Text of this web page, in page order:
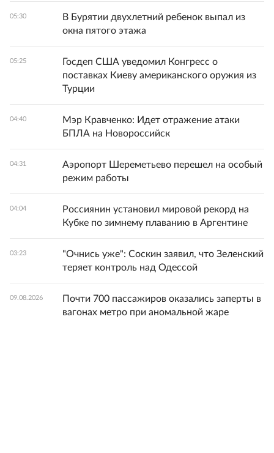
05:30
В Бурятии двухлетний ребенок выпал из
окна пятого этажа
05:25
Госдеп США уведомил Конгресс о
поставках Киеву американского оружия из
Турции
04:40
Мэр Кравченко: Идет отражение атаки
БПЛА на Новороссийск
04:31
Аэропорт Шереметьево перешел на особый
режим работы
04:04
Россиянин установил мировой рекорд на
Кубке по зимнему плаванию в Аргентине
03:23
"Очнись уже": Соскин заявил, что Зеленский
теряет контроль над Одессой
09.08.2026
Почти 700 пассажиров оказались заперты в
вагонах метро при аномальной жаре